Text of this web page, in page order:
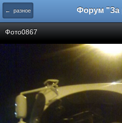
← разное
Фото0867